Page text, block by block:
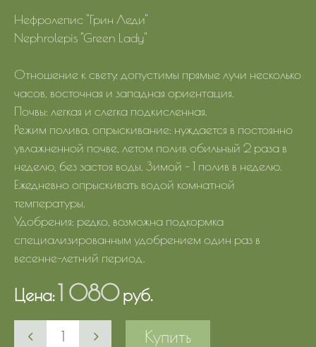
Нефролепис "Грин Леди"
Nephrolepis "Green Lady"
Отношение к свету: допустимы прямые лучи несколько
часов, восточная и западная ориентация.
Почвы: легкая и слегка подкисленная.
Режим полива, опрыскивание: нуждается в постоянно
увлажненной почве, летом полив обильный 2 раза в
неделю, без застоя воды. Зимой – 1 полив в неделю.
Ежедневно опрыскивать водой комнатной
температуры.
Удобрения: редко, возможна подкормка
специализированным удобрением один раз в
весенне-летний период.
Цена:1 080руб.
Купить